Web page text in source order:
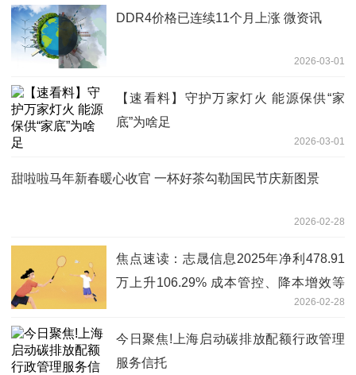
DDR4价格已连续11个月上涨 微资讯
2026-03-01
【速看料】守护万家灯火 能源保供“家
底”为啥足
2026-03-01
甜啦啦马年新春暖心收官 一杯好茶勾勒国民节庆新图景
2026-02-28
焦点速读：志晟信息2025年净利478.91
万上升106.29% 成本管控、降本增效等
2026-02-28
今日聚焦!上海启动碳排放配额行政管理
服务信托